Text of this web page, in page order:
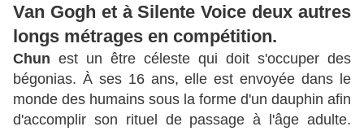
Van Gogh et à Silente Voice deux autres
longs métrages en compétition.
Chun est un être céleste qui doit s'occuper des
bégonias. À ses 16 ans, elle est envoyée dans le
monde des humains sous la forme d'un dauphin afin
d'accomplir son rituel de passage à l'âge adulte.